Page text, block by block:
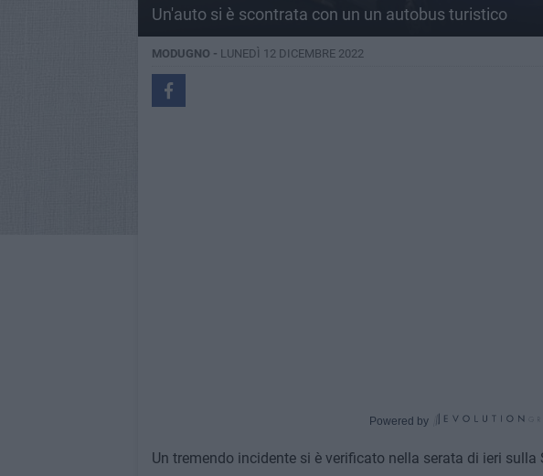
Un'auto si è scontrata con un un autobus turistico
MODUGNO - LUNEDÌ 12 DICEMBRE 2022
Powered by
Un tremendo incidente si è verificato nella serata di ieri